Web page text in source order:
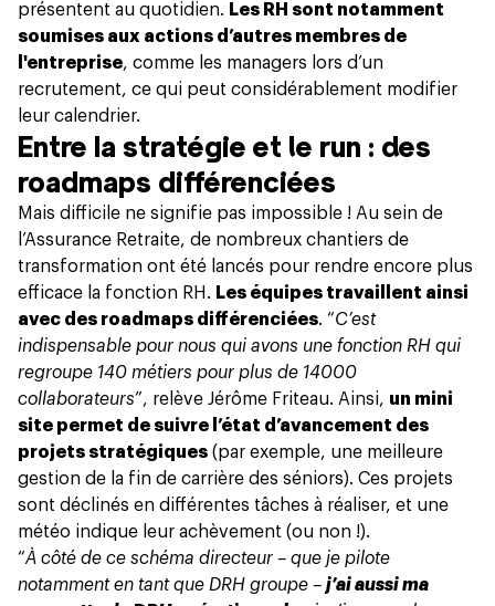
présentent au quotidien. Les RH sont notamment
soumises aux actions d’autres membres de
l'entreprise, comme les managers lors d’un
recrutement, ce qui peut considérablement modifier
leur calendrier.
Entre la stratégie et le run : des
roadmaps différenciées
Mais difficile ne signifie pas impossible ! Au sein de
l’Assurance Retraite, de nombreux chantiers de
transformation ont été lancés pour rendre encore plus
efficace la fonction RH. Les équipes travaillent ainsi
avec des roadmaps différenciées. “C’est
indispensable pour nous qui avons une fonction RH qui
regroupe 140 métiers pour plus de 14000
collaborateurs”, relève Jérôme Friteau. Ainsi, un mini
site permet de suivre l’état d’avancement des
projets stratégiques (par exemple, une meilleure
gestion de la fin de carrière des séniors). Ces projets
sont déclinés en différentes tâches à réaliser, et une
météo indique leur achèvement (ou non !).
“À côté de ce schéma directeur – que je pilote
notamment en tant que DRH groupe – j’ai aussi ma